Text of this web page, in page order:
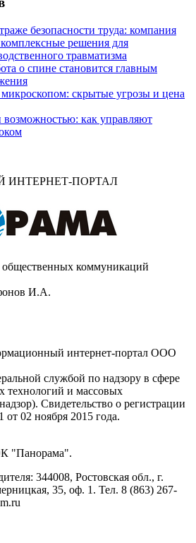
безопасности труда: компания
решения для
травматизма
о спине становится главным
скрытые угрозы и цена
возможностью: как управляют
ПОРТАЛ
коммуникаций
И.А.
интернет-портал ООО
службой по надзору в сфере
технологий и массовых
Cвидетельство о регистрации
02 ноября 2015 года.
"Панорама".
344008, Ростовская обл., г.
35, оф. 1. Тел. 8 (863) 267-